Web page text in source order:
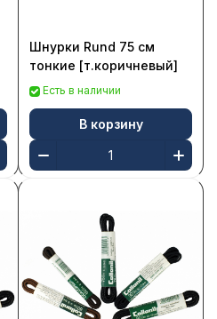
Шнурки Rund 75 см
тонкие [т.коричневый]
Есть в наличии
В корзину